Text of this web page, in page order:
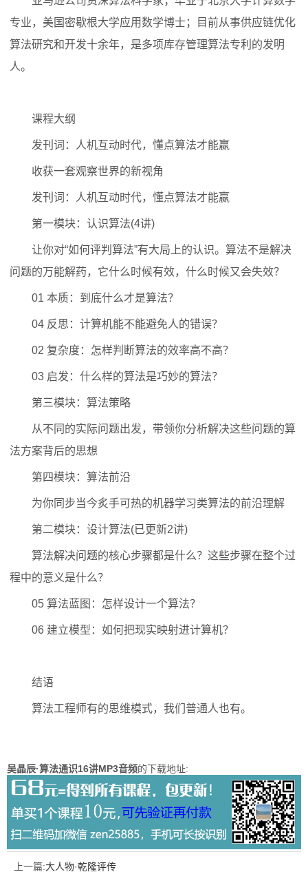
专业，美国密歇根大学应用数学博士；目前从事供应链优化
算法研究和开发十余年，是多项库存管理算法专利的发明
人。
课程大纲
发刊词：人机互动时代，懂点算法才能赢
收获一套观察世界的新视角
发刊词：人机互动时代，懂点算法才能赢
第一模块：认识算法(4讲)
让你对“如何评判算法”有大局上的认识。算法不是解决
问题的万能解药，它什么时候有效，什么时候又会失效？
01 本质：到底什么才是算法？
04 反思：计算机能不能避免人的错误？
02 复杂度：怎样判断算法的效率高不高？
03 启发：什么样的算法是巧妙的算法？
第三模块：算法策略
从不同的实际问题出发，带领你分析解决这些问题的算
法方案背后的思想
第四模块：算法前沿
为你同步当今炙手可热的机器学习类算法的前沿理解
第二模块：设计算法(已更新2讲)
算法解决问题的核心步骤都是什么？这些步骤在整个过
程中的意义是什么？
05 算法蓝图：怎样设计一个算法？
06 建立模型：如何把现实映射进计算机？
结语
算法工程师有的思维模式，我们普通人也有。
吴晶辰·算法通识16讲MP3音频的下载地址:
上一篇:大人物·乾隆评传